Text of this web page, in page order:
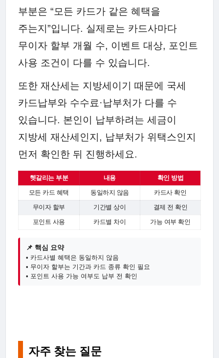
부분은 “모든 카드가 같은 혜택을
주는지”입니다. 실제로는 카드사마다
무이자 할부 개월 수, 이벤트 대상, 포인트
사용 조건이 다를 수 있습니다.
또한 재산세는 지방세이기 때문에 국세
카드납부와 수수료·납부처가 다를 수
있습니다. 본인이 납부하려는 세금이
지방세 재산세인지, 납부처가 위택스인지
먼저 확인한 뒤 진행하세요.
헷갈리는 부분 내용 확인 방법
모든 카드 혜택 동일하지 않음 카드사 확인
무이자 할부 기간별 상이 결제 전 확인
포인트 사용 카드별 차이 가능 여부 확인
📌 핵심 요약
• 카드사별 혜택은 동일하지 않음
• 무이자 할부는 기간과 카드 종류 확인 필요
• 포인트 사용 가능 여부도 납부 전 확인
자주 찾는 질문